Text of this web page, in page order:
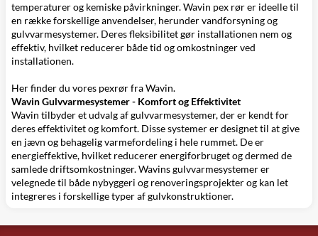
temperaturer og kemiske påvirkninger. Wavin pex rør er ideelle til
en række forskellige anvendelser, herunder vandforsyning og
gulvvarmesystemer. Deres fleksibilitet gør installationen nem og
effektiv, hvilket reducerer både tid og omkostninger ved
installationen.
Her finder du vores pexrør fra Wavin.
Wavin Gulvvarmesystemer - Komfort og Effektivitet
Wavin tilbyder et udvalg af gulvvarmesystemer, der er kendt for
deres effektivitet og komfort. Disse systemer er designet til at give
en jævn og behagelig varmefordeling i hele rummet. De er
energieffektive, hvilket reducerer energiforbruget og dermed de
samlede driftsomkostninger. Wavins gulvvarmesystemer er
velegnede til både nybyggeri og renoveringsprojekter og kan let
integreres i forskellige typer af gulvkonstruktioner.